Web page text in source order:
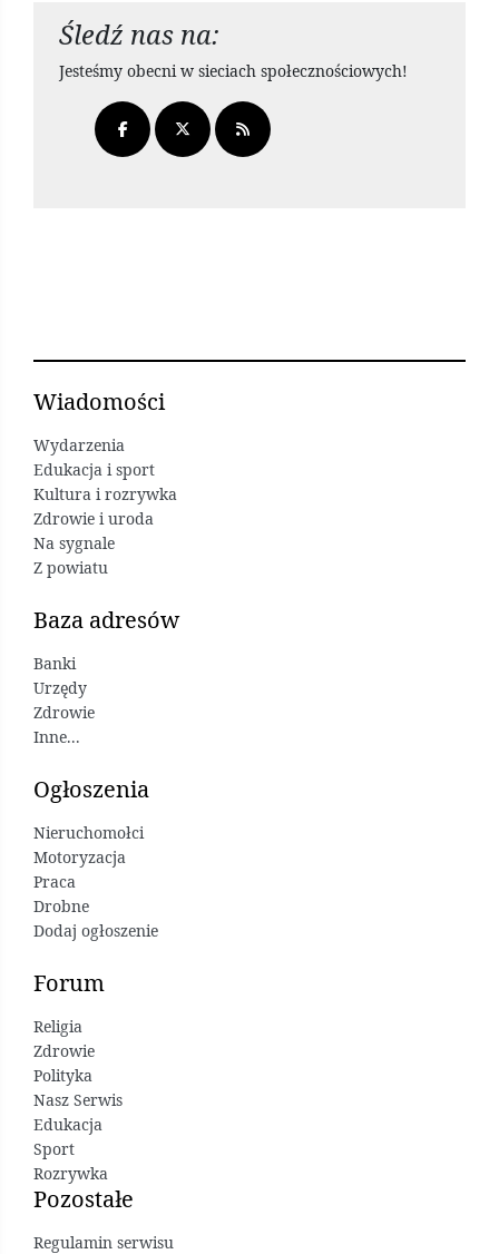
Śledź nas na:
Jesteśmy obecni w sieciach społecznościowych!
Wiadomości
Wydarzenia
Edukacja i sport
Kultura i rozrywka
Zdrowie i uroda
Na sygnale
Z powiatu
Baza adresów
Banki
Urzędy
Zdrowie
Inne...
Ogłoszenia
Nieruchomołci
Motoryzacja
Praca
Drobne
Dodaj ogłoszenie
Forum
Religia
Zdrowie
Polityka
Nasz Serwis
Edukacja
Sport
Rozrywka
Pozostałe
Regulamin serwisu